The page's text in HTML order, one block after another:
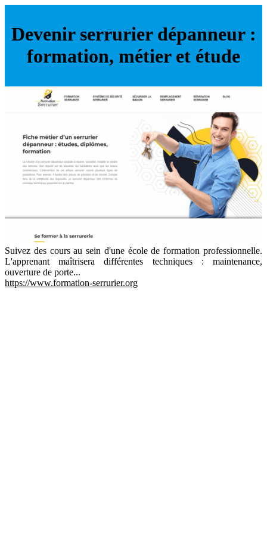
Devenir serrurier dépanneur :
formation, métier et étude
Suivez des cours au sein d'une école de formation professionnelle.
L'apprenant maîtrisera différentes techniques : maintenance,
ouverture de porte...
https://www.formation-serrurier.org